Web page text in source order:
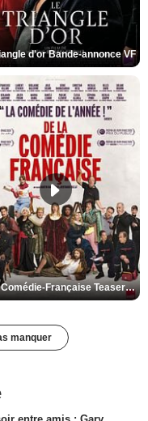
d'or Bande-annonce VF
De la Comédie-Française Teaser VF
manquer